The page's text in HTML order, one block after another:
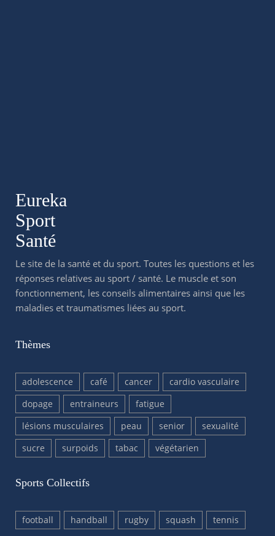
Eureka
Sport
Santé
Le site de la santé et du sport. Toutes les questions et les
réponses relatives au sport / santé. Le muscle et son
fonctionnement, les conseils alimentaires ainsi que les
maladies et traumatismes liées au sport.
Thèmes
adolescence café cancer
cardio vasculaire
dopage
entraineurs
fatigue
lésions musculaires
peau senior
sexualité
sucre
surpoids tabac végétarien
Sports Collectifs
football handball rugby squash tennis